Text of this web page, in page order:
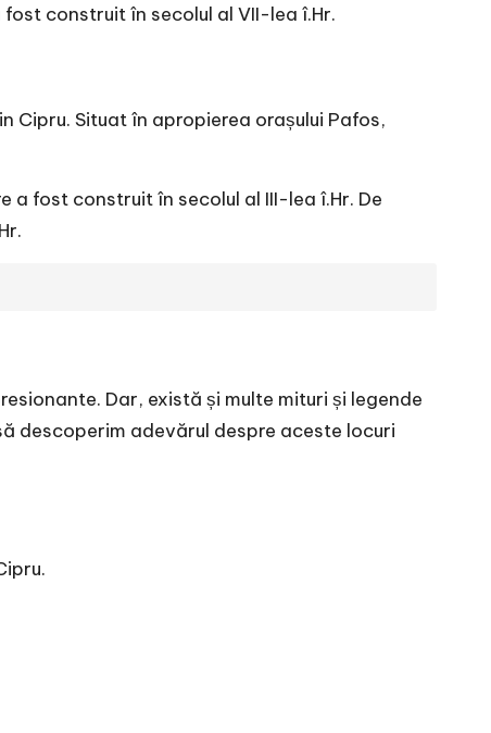
construit în secolul al VII-lea î.Hr.
Cipru. Situat în apropierea orașului Pafos,
a fost construit în secolul al III-lea î.Hr. De
Dar, există și multe mituri și legende
descoperim adevărul despre aceste locuri